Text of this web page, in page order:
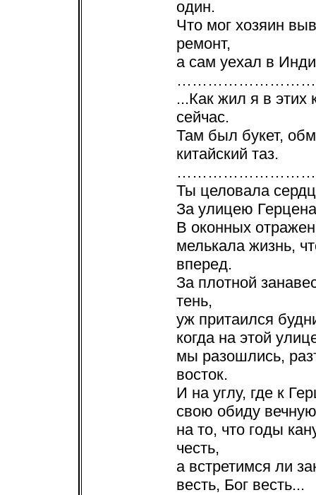
один.
Что мог хозяин
ремонт,
а сам уехал в
...Как жил я в этих
сейчас.
Там был букет,
китайский таз.
Ты целовала
За улицею
В оконных
мелькала жизнь,
вперед.
За плотной
тень,
уж притаился
когда на этой
мы разошлись,
восток.
И на углу, где к
свою обиду
на то, что годы
честь,
а встретимся ли
весть, Бог весть...